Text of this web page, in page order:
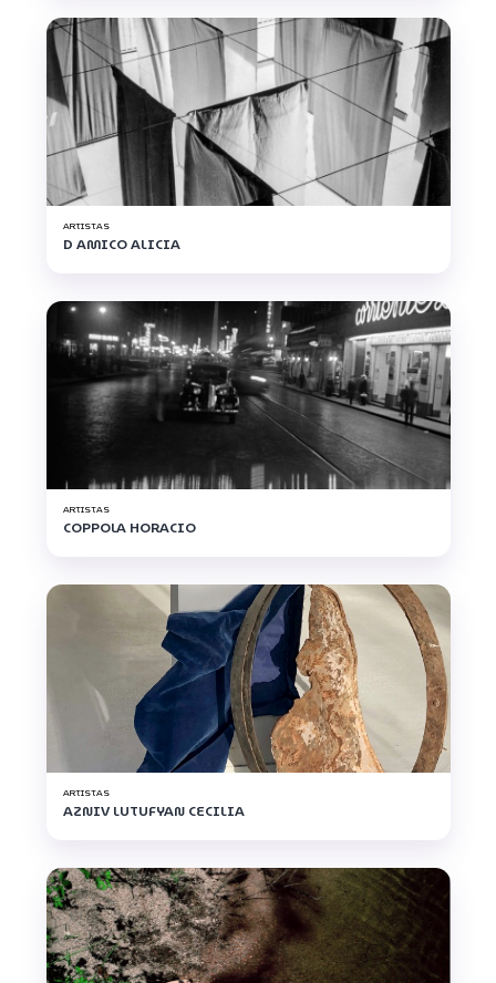
ARTISTAS
D AMICO ALICIA
ARTISTAS
COPPOLA HORACIO
ARTISTAS
AZNIV LUTUFYAN CECILIA